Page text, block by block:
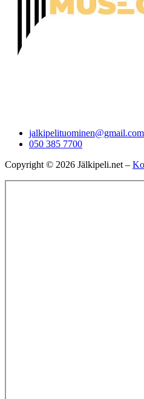
jalkipelituominen@gmail.com
050 385 7700
Copyright © 2026 Jälkipeli.net –